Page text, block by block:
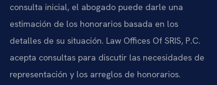
consulta inicial, el abogado puede darle una
estimación de los honorarios basada en los
detalles de su situación. Law Offices Of SRIS, P.C.
acepta consultas para discutir las necesidades de
representación y los arreglos de honorarios.